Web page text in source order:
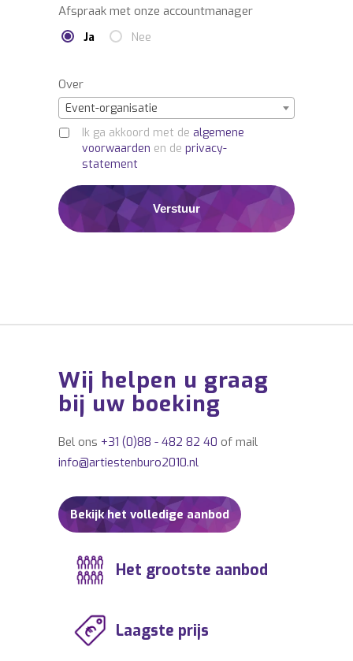
Afspraak met onze accountmanager
Ja Nee
Over
Event-organisatie
Ik ga akkoord met de algemene
voorwaarden en de privacy-
statement
Wij helpen u graag
bij uw boeking
Bel ons +31 (0)88 - 482 82 40 of mail
info@artiestenburo2010.nl
Bekijk het volledige aanbod
Het grootste aanbod
Laagste prijs